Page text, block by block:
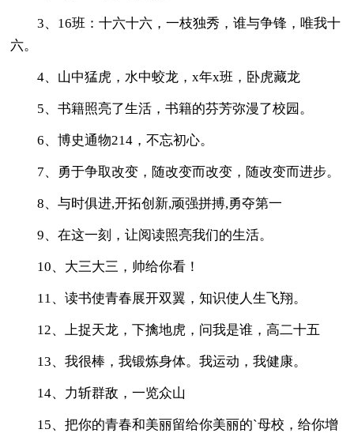
3、16班：十六十六，一枝独秀，谁与争锋，唯我十
六。
4、山中猛虎，水中蛟龙，x年x班，卧虎藏龙
5、书籍照亮了生活，书籍的芬芳弥漫了校园。
6、博史通物214，不忘初心。
7、勇于争取改变，随改变而改变，随改变而进步。
8、与时俱进,开拓创新,顽强拼搏,勇夺第一
9、在这一刻，让阅读照亮我们的生活。
10、大三大三，帅给你看！
11、读书使青春展开双翼，知识使人生飞翔。
12、上捉天龙，下擒地虎，问我是谁，高二十五
13、我很棒，我锻炼身体。我运动，我健康。
14、力斩群敌，一览众山
15、把你的青春和美丽留给你美丽的`母校，给你增